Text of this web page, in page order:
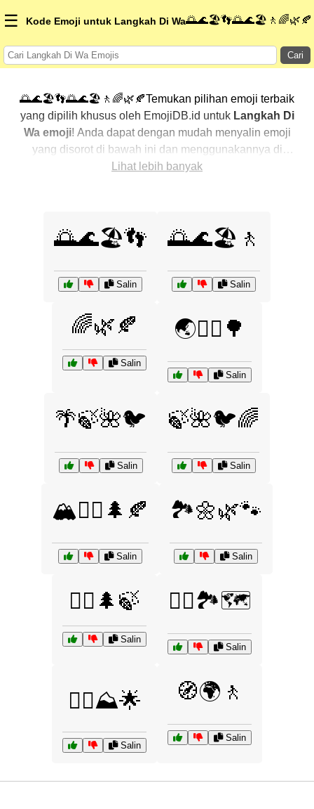
☰ Kode Emoji untuk Langkah Di Wa🌅🌊🏖️👣🌅🌊🏖️🚶🌈🌿🍂
Cari
🌅🌊🏖️👣🌅🌊🏖️🚶🌈🌿🍂Temukan pilihan emoji terbaik
yang dipilih khusus oleh EmojiDB.id untuk Langkah Di
Wa emoji! Anda dapat dengan mudah menyalin emoji
yang disorot di bawah ini dan menggunakannya di
percakapan Anda untuk menambahkan sentuhan
lainnya untuk menemukan cara baru dalam
mengekspresikan
Langkah Di Wa dengan emoji
Lihat lebih banyak
🌅🌊🏖️👣
Salin
🌅🌊🏖️🚶
Salin
🌈🌿🍂
Salin
🌏🚶‍♀️🌳
Salin
🌴🍃🌺🐦
Salin
🍃🌺🐦🌈
Salin
🏔️🚶‍♀️🌲🍂
Salin
🏞️🌼🌿🐾
Salin
🚵‍♂️🌲🍃
Salin
🚶‍♀️🏞️🗺️
Salin
🧗‍♂️⛰️🌟
Salin
🧭🌍🚶
Salin